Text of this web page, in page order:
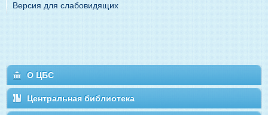
Версия для слабовидящих
О ЦБС
Центральная библиотека